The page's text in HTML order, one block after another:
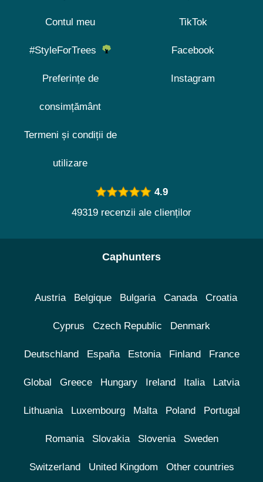
Contul meu
#StyleForTrees
Preferințe de
consimțământ
Termeni și condiții de
utilizare
TikTok
Facebook
Instagram
4.9
49319 recenzii ale clienților
Caphunters
Austria Belgique Bulgaria Canada Croatia
Cyprus Czech Republic Denmark
Deutschland España Estonia Finland France
Global Greece Hungary Ireland Italia Latvia
Lithuania Luxembourg Malta Poland Portugal
Romania Slovakia Slovenia Sweden
Switzerland United Kingdom Other countries